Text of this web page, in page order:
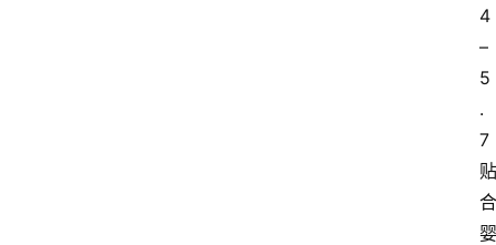
4
–
5
.
7
贴
合
婴